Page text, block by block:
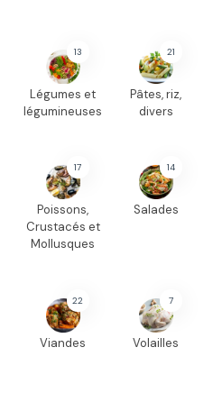
13
Légumes et
légumineuses
21
Pâtes, riz,
divers
17
Poissons,
Crustacés et
Mollusques
14
Salades
22
Viandes
7
Volailles